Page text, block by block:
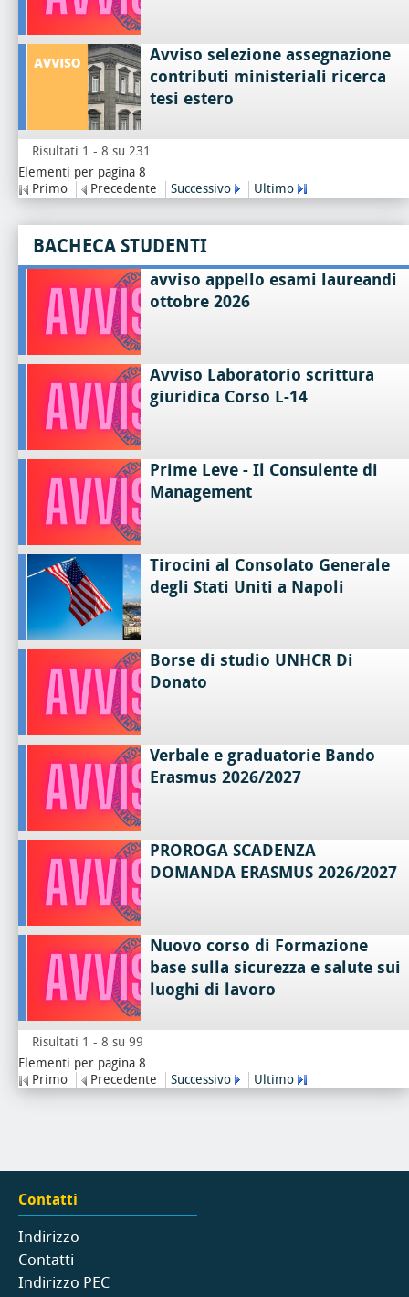
Avviso selezione assegnazione
contributi ministeriali ricerca
tesi estero
Risultati 1 - 8 su 231
Elementi per pagina 8
Primo
Precedente Successivo Ultimo
BACHECA STUDENTI
avviso appello esami laureandi
ottobre 2026
Avviso Laboratorio scrittura
giuridica Corso L-14
Prime Leve - Il Consulente di
Management
Tirocini al Consolato Generale
degli Stati Uniti a Napoli
Borse di studio UNHCR Di
Donato
Verbale e graduatorie Bando
Erasmus 2026/2027
PROROGA SCADENZA
DOMANDA ERASMUS 2026/2027
Nuovo corso di Formazione
base sulla sicurezza e salute sui
luoghi di lavoro
Risultati 1 - 8 su 99
Elementi per pagina 8
Primo
Precedente Successivo Ultimo
Contatti
Indirizzo
Contatti
Indirizzo PEC